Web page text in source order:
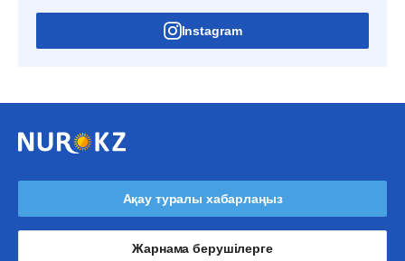
Instagram
Ақау туралы хабарлаңыз
Жарнама берушілерге